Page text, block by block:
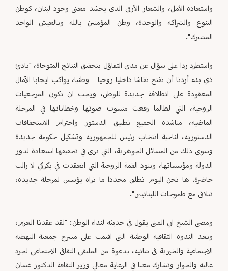
واستعادة الأمل، والشعار الأرقى الذي يجسّد معنى وجود لبنان، كوطن
التنوع والشراكة والوحدة، وطن المؤمنين بالله وبالعيش الواحد
المشترك".
واستطرد ردا على سؤال عن مدى التفاؤل بتحقيق النتائج المتوخاة، "بادئ
ذي بدء أردنا أن نفتح نقاشا داخليا روحيا – وطنيا، يواكب ايجابا الآمال
المعقودة على انطلاقة جديدة للوطن، ويجب ان تكون المرجعيات
الروحية، التي لطالما رفعت منسوب صوتها وخطاباتها في المرحلة
الماضية، مناشدة الجميع تطبيق الدستور واحترام الاستحقاقات
الدستورية، لناحية انتخاب رئيس للجمهورية وتشكيل حكومة جديدة
وسوى ذلك من المسائل الجوهرية، التي نرى في تحقيقها استعادة لدور
الدولة ومؤسساتها، وبنود القمة الروحية التي انعقدت في بكركي لا زالت
حاضرة. ها نحن اليوم نطلق مجددا ما نراه يؤسس لمرحلة جديدة،
تتلاقى مع طموحات اللبنانيين".
ومضى الشيخ ابي المنى يقول في حديثه لنداء الوطن: "لقد عقدنا العزم،
وبعد الندوة الثقافية الوطنية التي اقيمت على مسرح جمعية النهضة
الاجتماعية والخيرية في شانيه، بدعوة من الملتقى الثقافي الاجتماعي لجرد
عاليه والجوار وتشارك معنا في الرعاية معالي وزير الثقافة الدكتور غسان